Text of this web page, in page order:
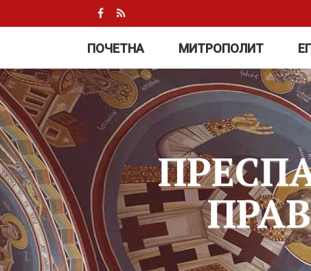
ПОЧЕТНА МИТРОПОЛИТ